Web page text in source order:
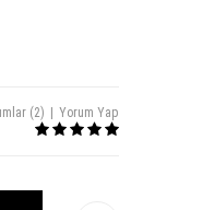
(2) Yorum Yap